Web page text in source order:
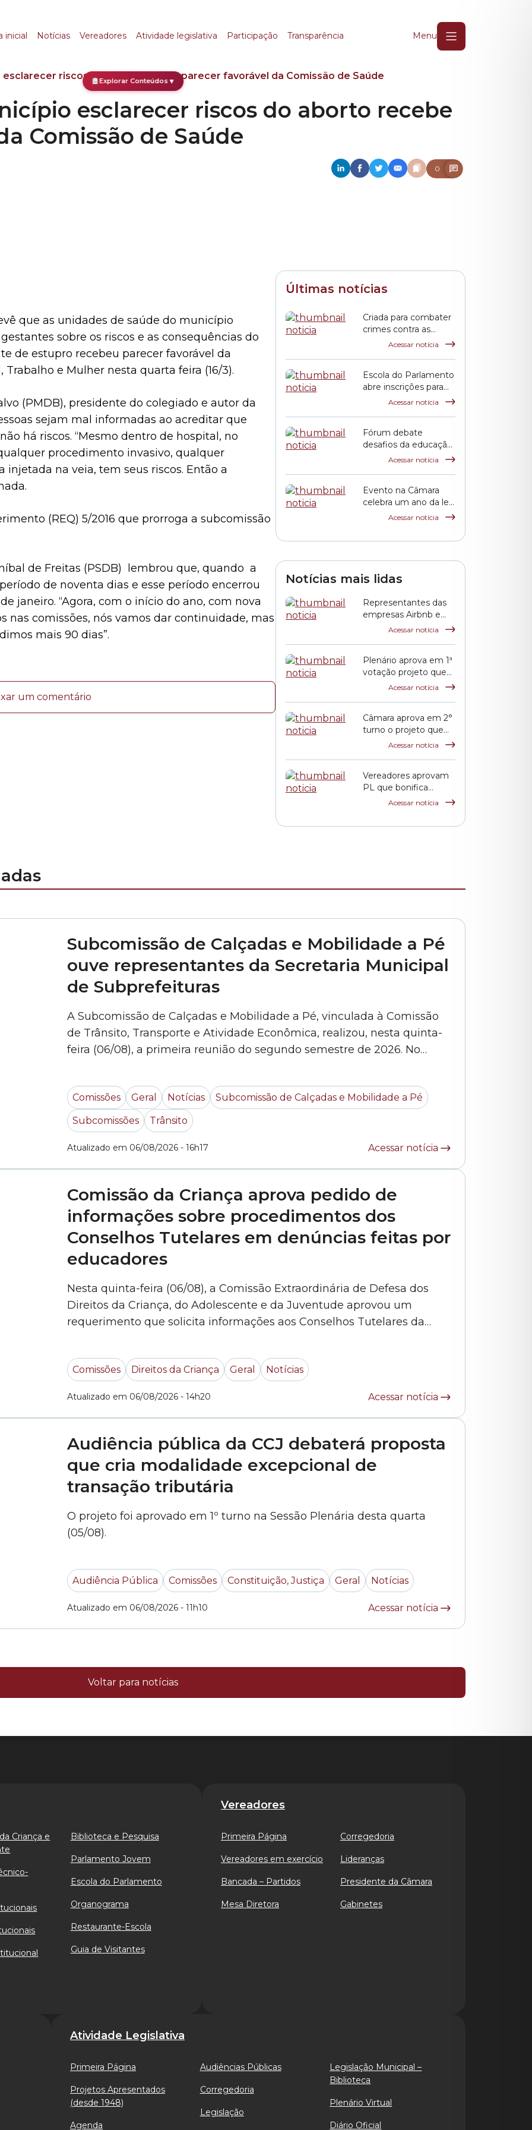
Explorar Conteúdos▼
inicial Notícias Vereadores Atividade legislativa Participação Transparência Menu
esclarecer riscos do aborto recebe parecer favorável da Comissão de Saúde
esclarecer riscos do aborto recebe
Comissão de Saúde
0
que as unidades de saúde do município
sobre os riscos e as consequências do
de estupro recebeu parecer favorável da
e Mulher nesta quarta feira (16/3).
(PMDB), presidente do colegiado e autor da
sejam mal informadas ao acreditar que
há riscos. “Mesmo dentro de hospital, no
procedimento invasivo, qualquer
na veia, tem seus riscos. Então a
(REQ) 5/2016 que prorroga a subcomissão
de Freitas (PSDB) lembrou que, quando a
de noventa dias e esse período encerrou
janeiro. “Agora, com o início do ano, com nova
nas comissões, nós vamos dar continuidade, mas
mais 90 dias”.
um comentário
Últimas notícias
Criada para combater
crimes contra as
mulheres, Lei Maria
Acessar notícia
Escola do Parlamento
abre inscrições para
curso sobre
inclusão escolar
Acessar notícia
Fórum debate
desafios da educação
pública em São Paulo
Acessar notícia
Evento na Câmara
celebra um ano da lei
que criou o Festival
Acessar notícia
Notícias mais lidas
Representantes das
empresas Airbnb e
QuintoAndar prestam
Acessar notícia
Plenário aprova em 1ª
votação projeto que
propõe reajuste
Acessar notícia
Câmara aprova em 2°
turno o projeto que
reajusta o salário dos
Acessar notícia
Vereadores aprovam
PL que bonifica
funcionários das
Acessar notícia
Subcomissão de Calçadas e Mobilidade a Pé
ouve representantes da Secretaria Municipal
de Subprefeituras
A Subcomissão de Calçadas e Mobilidade a Pé, vinculada à Comissão
de Trânsito, Transporte e Atividade Econômica, realizou, nesta quinta-
feira (06/08), a primeira reunião do segundo semestre de 2026. No
Municipal das Subprefeituras). A pasta foi representada pelo
Comissões Geral Notícias Subcomissão de Calçadas e Mobilidade a Pé
Subcomissões Trânsito
Atualizado em 06/08/2026 - 16h17 Acessar notícia
Comissão da Criança aprova pedido de
informações sobre procedimentos dos
Conselhos Tutelares em denúncias feitas por
educadores
Nesta quinta-feira (06/08), a Comissão Extraordinária de Defesa dos
Direitos da Criança, do Adolescente e da Juventude aprovou um
requerimento que solicita informações aos Conselhos Tutelares da
encaminhamentos de denúncias feitas por profissionais da educação.
Comissões Direitos da Criança Geral Notícias
Atualizado em 06/08/2026 - 14h20 Acessar notícia
Audiência pública da CCJ debaterá proposta
que cria modalidade excepcional de
transação tributária
O projeto foi aprovado em 1º turno na Sessão Plenária desta quarta
(05/08).
Audiência Pública Comissões Constituição, Justiça Geral Notícias
Atualizado em 06/08/2026 - 11h10 Acessar notícia
Voltar para notícias
Criança e
Biblioteca e Pesquisa
Parlamento Jovem
Escola do Parlamento
Organograma
Restaurante-Escola
Guia de Visitantes
Vereadores
Primeira Página
Vereadores em exercício
Bancada – Partidos
Mesa Diretora
Corregedoria
Lideranças
Presidente da Câmara
Gabinetes
Atividade Legislativa
Primeira Página
Projetos Apresentados
(desde 1948)
Agenda
Audiências Públicas
Corregedoria
Legislação
Legislação Municipal –
Biblioteca
Plenário Virtual
Diário Oficial